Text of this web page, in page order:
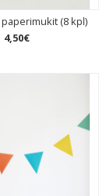
(8 kpl)
4,50€